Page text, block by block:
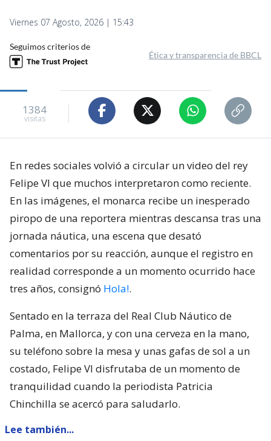
Viernes 07 Agosto, 2026 | 15:43
Seguimos criterios de
Ética y transparencia de BBCL
1384
visitas
En redes sociales volvió a circular un video del rey
Felipe VI que muchos interpretaron como reciente.
En las imágenes, el monarca recibe un inesperado
piropo de una reportera mientras descansa tras una
jornada náutica, una escena que desató
comentarios por su reacción, aunque el registro en
realidad corresponde a un momento ocurrido hace
tres años, consignó Hola!.
Sentado en la terraza del Real Club Náutico de
Palma, en Mallorca, y con una cerveza en la mano,
su teléfono sobre la mesa y unas gafas de sol a un
costado, Felipe VI disfrutaba de un momento de
tranquilidad cuando la periodista Patricia
Chinchilla se acercó para saludarlo.
Lee también...